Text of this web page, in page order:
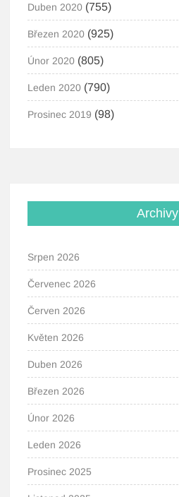
Duben 2020 (755)
Březen 2020 (925)
Únor 2020 (805)
Leden 2020 (790)
Prosinec 2019 (98)
Archivy
Srpen 2026
Červenec 2026
Červen 2026
Květen 2026
Duben 2026
Březen 2026
Únor 2026
Leden 2026
Prosinec 2025